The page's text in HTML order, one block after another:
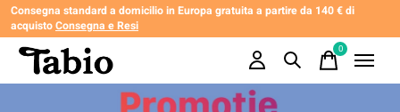
Consegna standard a domicilio in Europa gratuita a partire da 140 € di
acquistoConsegna e Resi
0items